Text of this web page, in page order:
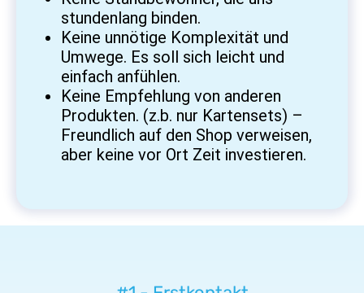
stundenlang binden.
Keine unnötige Komplexität und
Umwege. Es soll sich leicht und
einfach anfühlen.
Keine Empfehlung von anderen
Produkten. (z.b. nur Kartensets) –
Freundlich auf den Shop verweisen,
aber keine vor Ort Zeit investieren.